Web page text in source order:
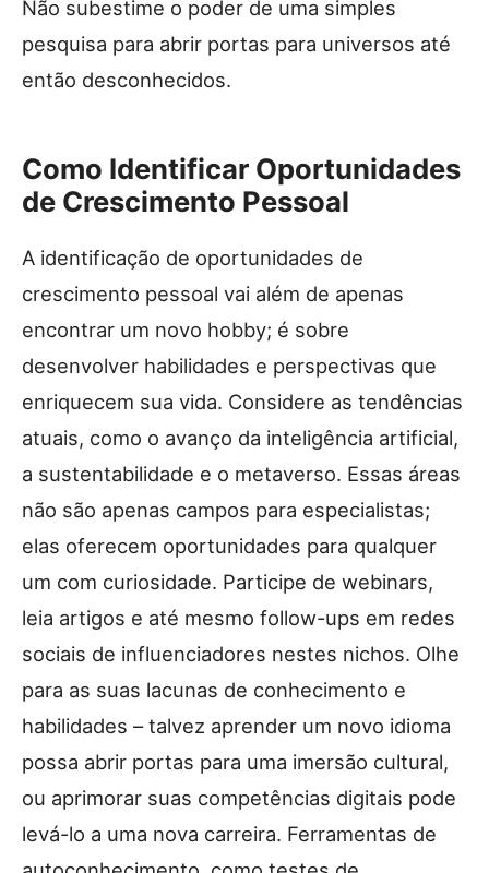
Não subestime o poder de uma simples
pesquisa para abrir portas para universos até
então desconhecidos.
Como Identificar Oportunidades
de Crescimento Pessoal
A identificação de oportunidades de
crescimento pessoal vai além de apenas
encontrar um novo hobby; é sobre
desenvolver habilidades e perspectivas que
enriquecem sua vida. Considere as tendências
atuais, como o avanço da inteligência artificial,
a sustentabilidade e o metaverso. Essas áreas
não são apenas campos para especialistas;
elas oferecem oportunidades para qualquer
um com curiosidade. Participe de webinars,
leia artigos e até mesmo follow-ups em redes
sociais de influenciadores nestes nichos. Olhe
para as suas lacunas de conhecimento e
habilidades – talvez aprender um novo idioma
possa abrir portas para uma imersão cultural,
ou aprimorar suas competências digitais pode
levá-lo a uma nova carreira. Ferramentas de